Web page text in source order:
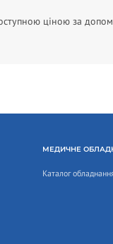
ціною за
МЕДИЧНЕ
Каталог